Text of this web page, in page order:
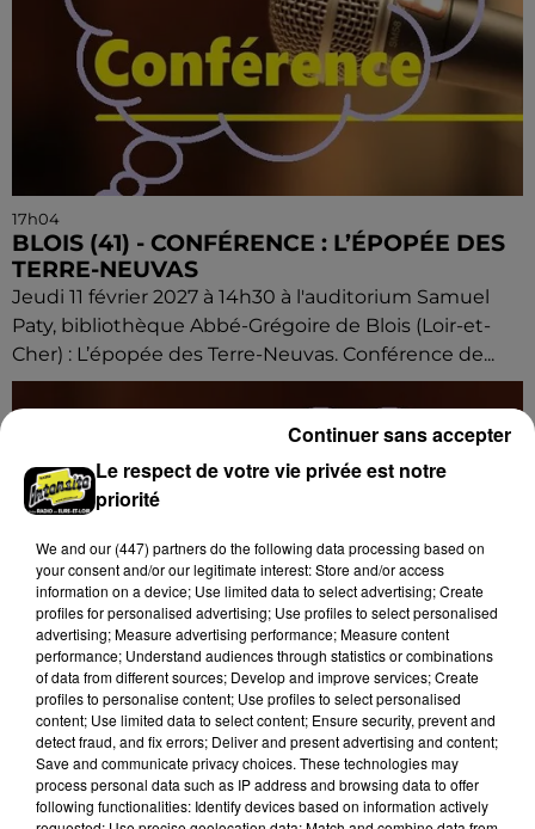
17h04
BLOIS (41) - CONFÉRENCE : L’ÉPOPÉE DES
TERRE-NEUVAS
Jeudi 11 février 2027 à 14h30 à l'auditorium Samuel
Paty, bibliothèque Abbé-Grégoire de Blois (Loir-et-
Cher) : L’épopée des Terre-Neuvas. Conférence de...
17h02
BLOIS (41) - CONFÉRENCE : « SOYEZ
Le respect de votre vie privée est notre
priorité
We and our (447) partnersdo the following data processing based on
your consent and/or our legitimate interest: Store and/or access
information on a device; Use limited data to select advertising; Create
profiles for personalised advertising; Use profiles to select personalised
advertising; Measure advertising performance; Measure content
performance; Understand audiences through statistics or combinations
of data from different sources; Develop and improve services; Create
profiles to personalise content; Use profiles to select personalised
content; Use limited data to select content; Ensure security, prevent and
detect fraud, and fix errors; Deliver and present advertising and content;
Save and communicate privacy choices. These technologies may
process personal data such as IP address and browsing data to offer
following functionalities: Identify devices based on information actively
Continuer sans accepter